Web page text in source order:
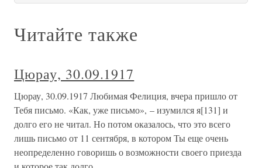
Читайте также
Цюрау, 30.09.1917
Цюрау, 30.09.1917 Любимая Фелиция, вчера пришло от
Тебя письмо. «Как, уже письмо», – изумился я[131] и
долго его не читал. Но потом оказалось, что это всего
лишь письмо от 11 сентября, в котором Ты еще очень
неопределенно говоришь о возможности своего приезда